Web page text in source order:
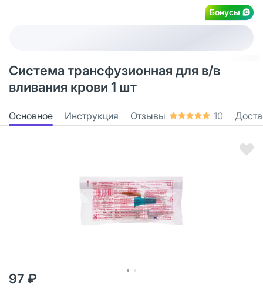
Бонусы
Система трансфузионная для в/в
вливания крови 1 шт
Основное Инструкция Отзывы 10
97 ₽